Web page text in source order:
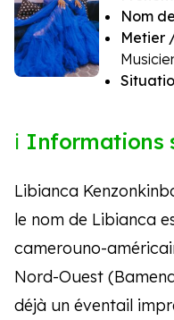
Nom
Metier
Informations
Libianca
le nom de Libianca
camerouno-
Nord-Ouest
déjà un éventail